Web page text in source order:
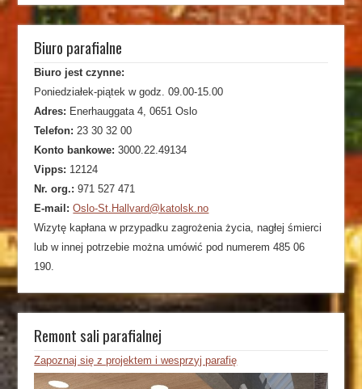
Biuro parafialne
Biuro jest czynne:
Poniedziałek-piątek w godz. 09.00-15.00
Adres: Enerhauggata 4, 0651 Oslo
Telefon: 23 30 32 00
Konto bankowe: 3000.22.49134
Vipps: 12124
Nr. org.: 971 527 471
E-mail: Oslo-St.Hallvard@katolsk.no
Wizytę kapłana w przypadku zagrożenia życia, nagłej śmierci
lub w innej potrzebie można umówić pod numerem 485 06
190.
Remont sali parafialnej
Zapoznaj się z projektem i wesprzyj parafię